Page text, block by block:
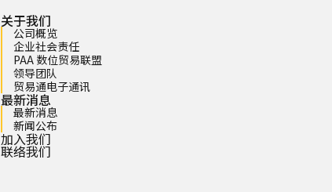
关于我们
公司概览
企业社会责任
PAA 数位贸易联盟
领导团队
贸易通电子通讯
最新消息
最新消息
新闻公布
加入我们
联络我们